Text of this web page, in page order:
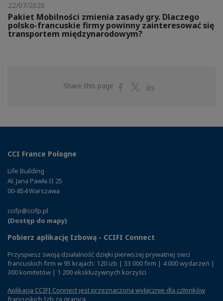
22/07/2026
Pakiet Mobilności zmienia zasady gry. Dlaczego
polsko-francuskie firmy powinny zainteresować się
transportem międzynarodowym?
Share this page
ShareShare
CCI France Pologne
Life Building
Al. Jana Pawła II 25
00-854 Warszawa
ccifp@ccifp.pl
(Dostęp do mapy)
Pobierz aplikację Izbową - CCIFI Connect
Przyspiesz swoją działalność dzięki pierwszej prywatnej sieci
francuskich firm w 95 krajach: 120 izb | 33 000 firm | 4 000 wydarzeń |
300 komitetów | 1 200 ekskluzywnych korzyści
Aplikacja CCIFI Connect jest przeznaczona wyłącznie dla członków
francuskich Izb za granicą.